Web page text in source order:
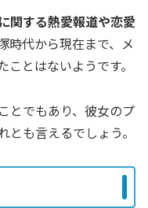
関する熱愛報道や恋愛
時代から現在まで、メ
とはないようです。
とでもあり、彼女のプ
も言えるでしょう。